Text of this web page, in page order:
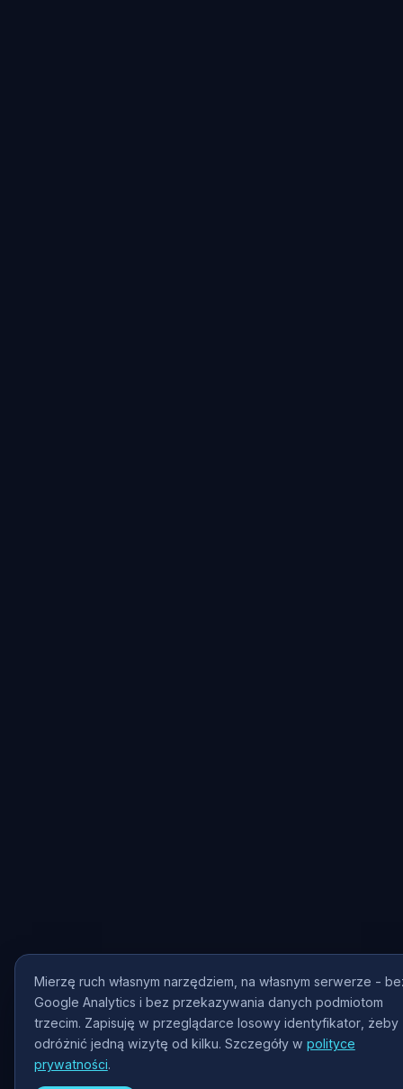
Mierzę ruch własnym narzędziem, na własnym serwerze -
Google Analytics i bez przekazywania danych podmiotom
trzecim. Zapisuję w przeglądarce losowy identyfikator, żeby
odróżnić jedną wizytę od kilku. Szczegóły w polityce
prywatności.